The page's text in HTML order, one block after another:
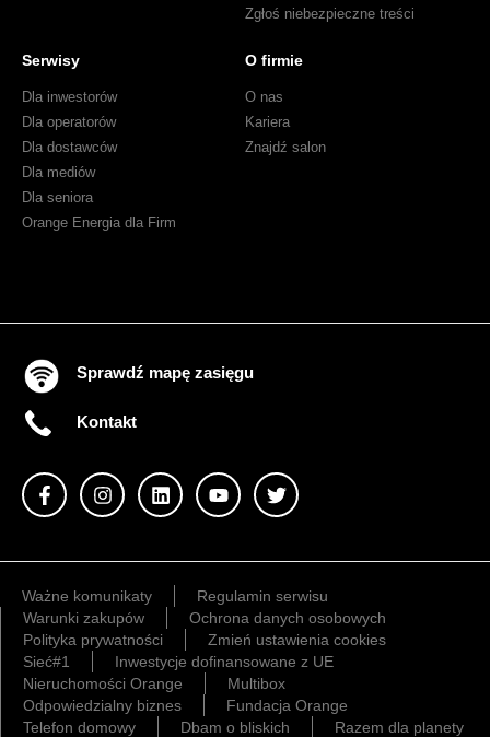
Zgłoś niebezpieczne treści
Serwisy
Dla inwestorów
Dla operatorów
Dla dostawców
Dla mediów
Dla seniora
Orange Energia dla Firm
O firmie
O nas
Kariera
Znajdź salon
Sprawdź mapę zasięgu
Kontakt
Ważne komunikaty
Regulamin serwisu
Warunki zakupów
Ochrona danych osobowych
Polityka prywatności
Zmień ustawienia cookies
Sieć#1
Inwestycje dofinansowane z UE
Nieruchomości Orange
Multibox
Odpowiedzialny biznes
Fundacja Orange
Telefon domowy
Dbam o bliskich Razem dla planety